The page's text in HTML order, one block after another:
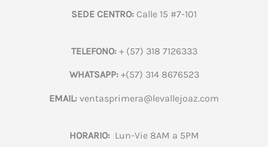
SEDE CENTRO: Calle 15 #7-101
TELEFONO:+ (57) 318 7126333
WHATSAPP:+(57) 314 8676523
EMAIL: ventasprimera@levallejoaz.com
HORARIO:Lun-Vie 8AM a 5PM